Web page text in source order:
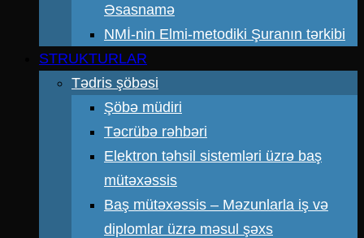
Əsasnamə
NMİ-nin Elmi-metodiki Şuranın tərkibi
STRUKTURLAR
Tədris şöbəsi
Şöbə müdiri
Təcrübə rəhbəri
Elektron təhsil sistemləri üzrə baş
mütəxəssis
Baş mütəxəssis – Məzunlarla iş və
diplomlar üzrə məsul şəxs